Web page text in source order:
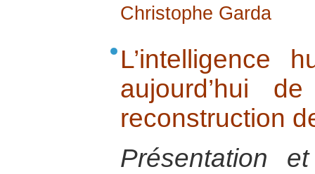
Christophe Garda
L’intelligence
aujourd’hui
reconstruction
Présentation